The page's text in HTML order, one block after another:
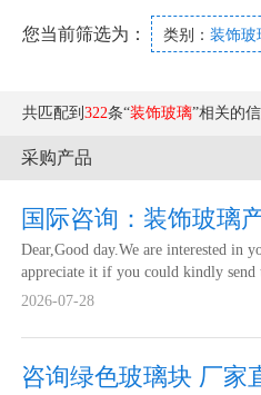
您当前筛选为： 类别： 装饰玻
共匹配到 322条“装饰玻璃”相关的
采购产品
国际咨询：装饰玻璃
Dear,Good day.We are interested in
appreciate it if you could kindly send
including your available product
2026-07-28
咨询绿色玻璃块 厂家